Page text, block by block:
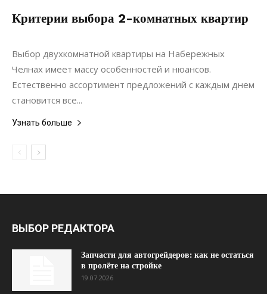
Критерии выбора 2-комнатных квартир
05.03.2021 0
Выбор двухкомнатной квартиры на Набережных
Челнах имеет массу особенностей и нюансов.
Естественно ассортимент предложений с каждым днем
становится все...
Узнать больше
ВЫБОР РЕДАКТОРА
Запчасти для автогрейдеров: как не остаться
в пролёте на стройке
19.07.2026